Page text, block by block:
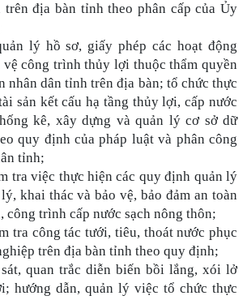
địa bàn tỉnh theo phân cấp của Ủy
lý hồ sơ, giấy phép các hoạt động
công trình thủy lợi thuộc thẩm quyền
nhân dân tỉnh trên địa bàn; tổ chức thực
sản kết cấu hạ tầng thủy lợi, cấp nước
kê, xây dựng và quản lý cơ sở dữ
quy định của pháp luật và phân công
tỉnh;
tra việc thực hiện các quy định quản lý
khai thác và bảo vệ, bảo đảm an toàn
trình cấp nước sạch nông thôn;
tra công tác tưới, tiêu, thoát nước phục
trên địa bàn tỉnh theo quy định;
quan trắc diễn biến bồi lắng, xói lở
hướng dẫn, quản lý việc tổ chức thực